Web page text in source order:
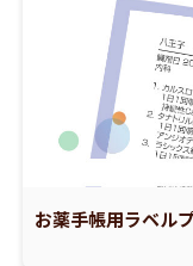
お薬手帳用ラベル